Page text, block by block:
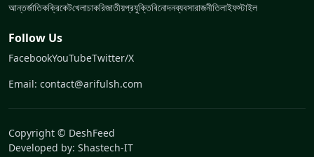
আন্তর্জাতিকক্রিকেটখেলাচাকরিজাতীয়প্রযুক্তিবিনোদনব্যবসারাজনীতিলাইফস্টাইল
Follow Us
FacebookYouTubeTwitter/X
Email: contact@arifulsh.com
Copyright © DeshFeed
Developed by: Shastech-IT